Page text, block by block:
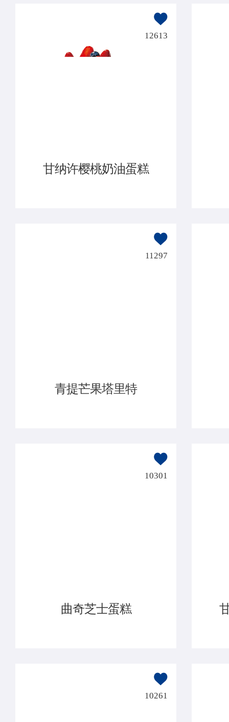
12613
甘纳许樱桃奶油蛋糕
11297
青提芒果塔里特
10301
曲奇芝士蛋糕
10261